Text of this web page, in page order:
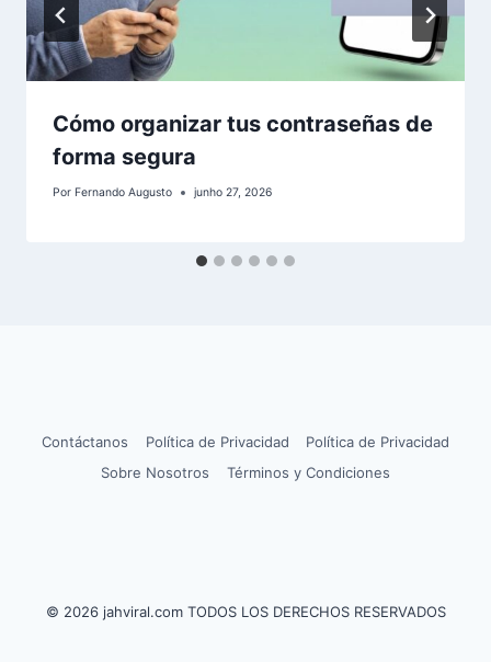
Cómo organizar tus contraseñas de
forma segura
Por Fernando Augusto junho 27, 2026
Contáctanos Política de Privacidad
Política de Privacidad
Sobre Nosotros
Términos y Condiciones
© 2026 jahviral.com TODOS LOS DERECHOS RESERVADOS